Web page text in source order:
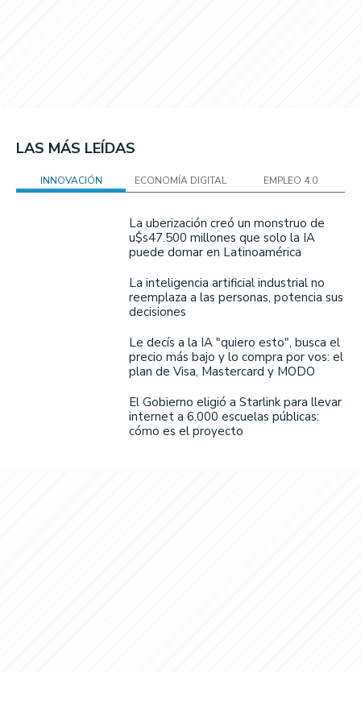
LAS MÁS LEÍDAS
INNOVACIÓN ECONOMÍA DIGITAL EMPLEO 4.0
La uberización creó un monstruo de
u$s47.500 millones que solo la IA
puede domar en Latinoamérica
La inteligencia artificial industrial no
reemplaza a las personas, potencia sus
decisiones
Le decís a la IA "quiero esto", busca el
precio más bajo y lo compra por vos: el
plan de Visa, Mastercard y MODO
El Gobierno eligió a Starlink para llevar
internet a 6.000 escuelas públicas:
cómo es el proyecto